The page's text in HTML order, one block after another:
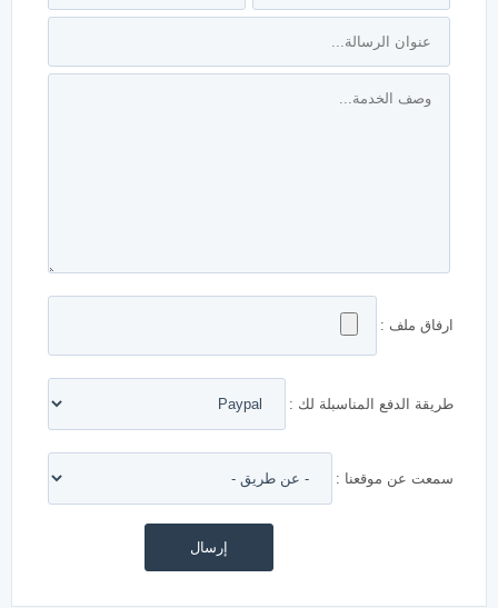
ارفاق ملف :
طريقة الدفع المناسبلة لك :
سمعت عن موقعنا :